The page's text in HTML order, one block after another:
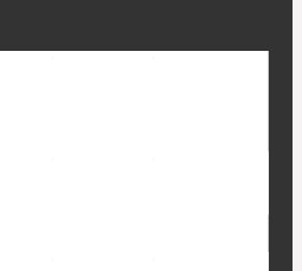
Bücher, Magazine sowie
Bedingungen erfüllt sein,